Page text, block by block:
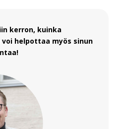
kerron, kuinka
helpottaa myös sinun